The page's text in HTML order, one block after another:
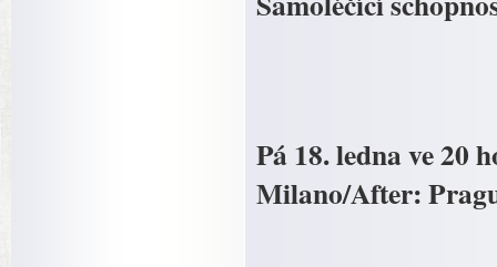
Pá 18. ledna ve 20
Milano/After: